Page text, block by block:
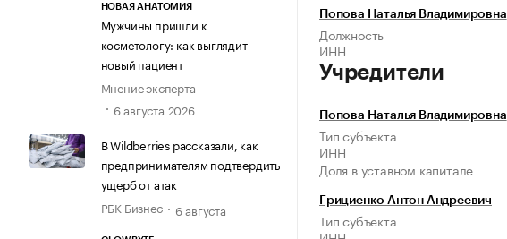
НОВАЯ АНАТОМИЯ
Мужчины пришли к
косметологу: как выглядит
новый пациент
Мнение эксперта
6 августа 2026
В Wildberries рассказали, как
предпринимателям подтвердить
ущерб от атак
РБК Бизнес
6 августа
Попова Наталья Владимировна
Должность
ИНН
Учредители
Попова Наталья Владимировна
Тип субъекта
ИНН
Доля в уставном капитале
Грициенко Антон Андреевич
Тип субъекта